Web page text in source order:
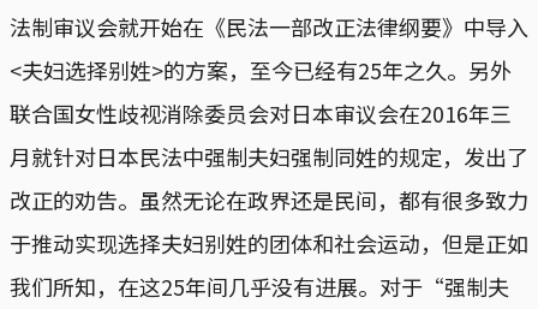
法制审议会就开始在《民法一部改正法律纲要》中导入
<夫妇选择别姓>的方案，至今已经有25年之久。另外
联合国女性歧视消除委员会对日本审议会在2016年三
月就针对日本民法中强制夫妇强制同姓的规定，发出了
改正的劝告。虽然无论在政界还是民间，都有很多致力
于推动实现选择夫妇别姓的团体和社会运动，但是正如
我们所知，在这25年间几乎没有进展。对于“强制夫